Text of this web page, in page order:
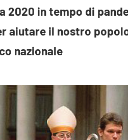
2020 in tempo di
aiutare il nostro
nazionale